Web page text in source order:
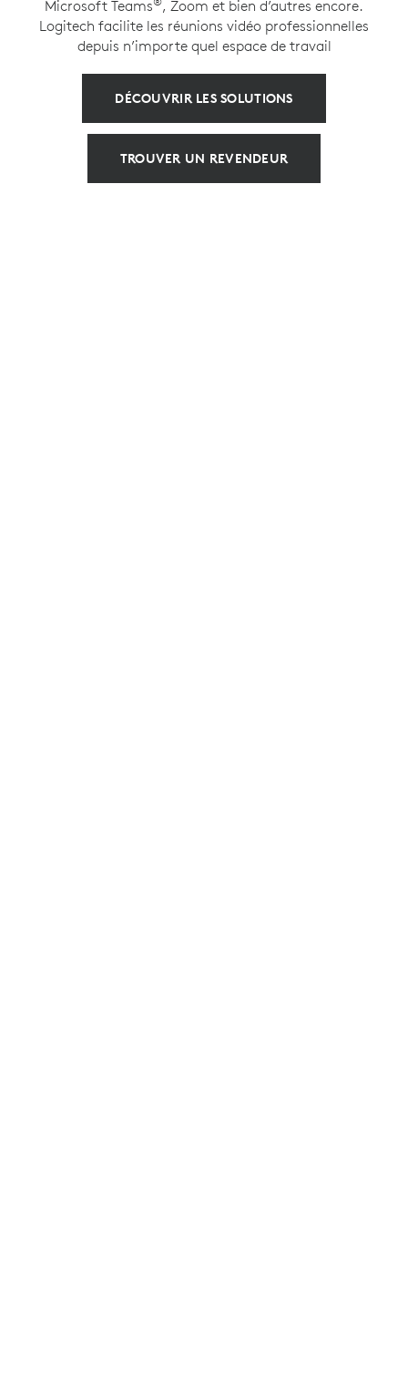
Microsoft Teams , Zoom et bien d’autres encore.
Logitech facilite les réunions vidéo professionnelles
depuis n’importe quel espace de travail
DÉCOUVRIR LES SOLUTIONS
TROUVER UN REVENDEUR